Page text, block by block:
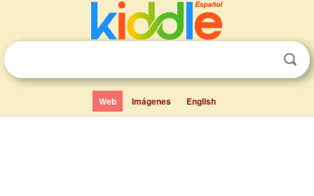
Web Imágenes English